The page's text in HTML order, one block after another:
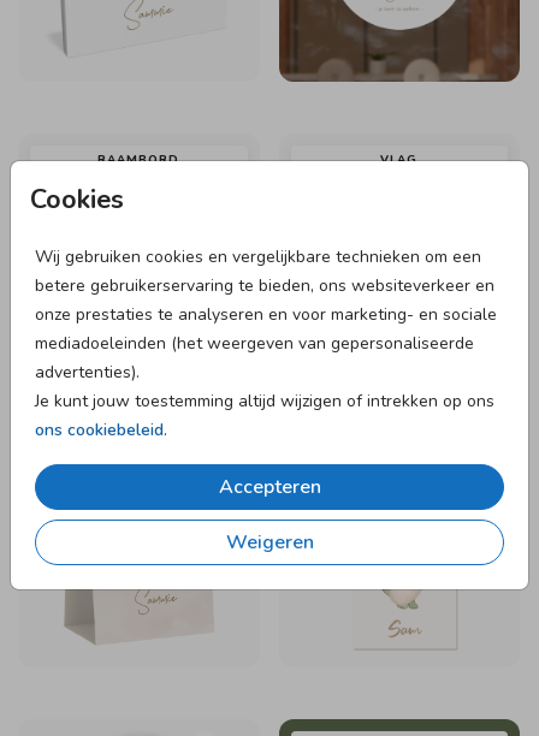
Cookies
Wij gebruiken cookies en vergelijkbare technieken om een
betere gebruikerservaring te bieden, ons websiteverkeer en
onze prestaties te analyseren en voor marketing- en sociale
mediadoeleinden (het weergeven van gepersonaliseerde
advertenties).
Je kunt jouw toestemming altijd wijzigen of intrekken op ons
ons cookiebeleid.
Accepteren
Weigeren
RAAMBORD VLAG